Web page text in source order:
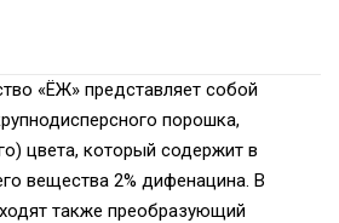
«ЁЖ» представляет собой
порошка,
цвета, который содержит в
вещества 2% дифенацина. В
также преобразующий